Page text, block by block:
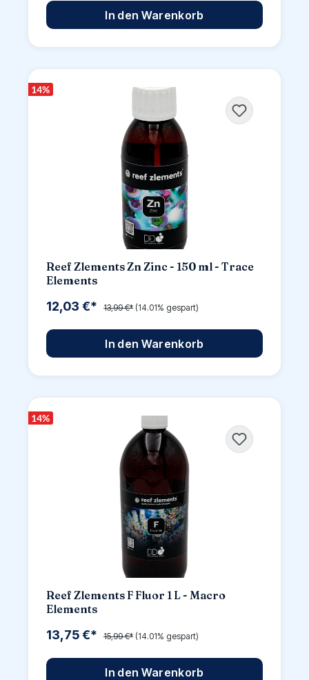
In den Warenkorb
14%
Reef Zlements Zn Zinc - 150 ml - Trace
Elements
12,03 €* 13,99 €* (14.01% gespart)
In den Warenkorb
14%
Reef Zlements F Fluor 1 L - Macro
Elements
13,75 €* 15,99 €* (14.01% gespart)
In den Warenkorb